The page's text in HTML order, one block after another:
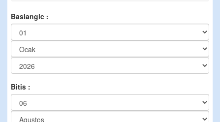
Baslangic :
Bitis :